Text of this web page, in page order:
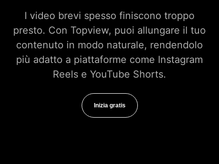
I video brevi spesso finiscono troppo
presto. Con Topview, puoi allungare il tuo
contenuto in modo naturale, rendendolo
più adatto a piattaforme come Instagram
Reels e YouTube Shorts.
Inizia gratis